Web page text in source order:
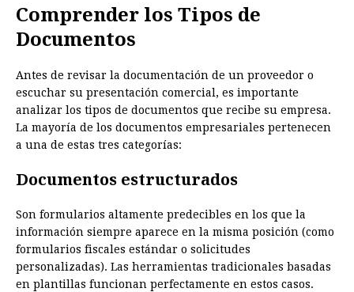
Comprender los Tipos de
Documentos
Antes de revisar la documentación de un proveedor o
escuchar su presentación comercial, es importante
analizar los tipos de documentos que recibe su empresa.
La mayoría de los documentos empresariales pertenecen
a una de estas tres categorías:
Documentos estructurados
Son formularios altamente predecibles en los que la
información siempre aparece en la misma posición (como
formularios fiscales estándar o solicitudes
personalizadas). Las herramientas tradicionales basadas
en plantillas funcionan perfectamente en estos casos.